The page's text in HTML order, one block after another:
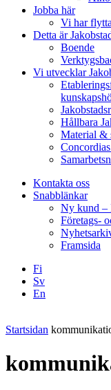
Jobba här
Vi har
Detta är
Boende
Vi utvecklar
Hållbara
Material &
Kontakta oss
Snabblänkar
Ny kund –
Företags-
Framsida
Fi
Sv
En
Startsidan